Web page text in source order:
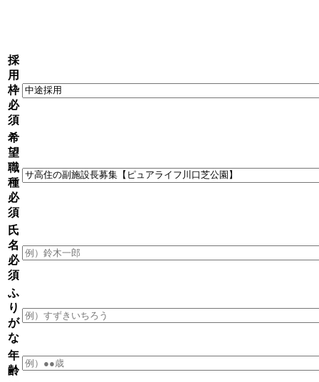
採
用
枠
必
須
希
望
職
種
必
須
氏
名
必
須
ふ
り
が
な
年
齢